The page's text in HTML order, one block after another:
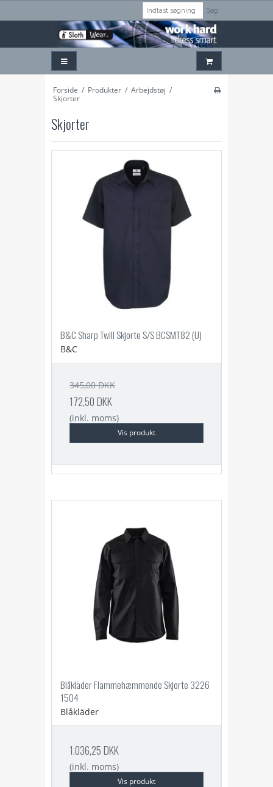
Søg
Forside / Produkter / Arbejdstøj /
Skjorter
Skjorter
B&C Sharp Twill Skjorte S/S BCSMT82 (U)
B&C
345,00 DKK
172,50 DKK
(inkl. moms)
Vis produkt
Blåkläder Flammehæmmende Skjorte 3226
1504
Blåkläder
1.036,25 DKK
(inkl. moms)
Vis produkt